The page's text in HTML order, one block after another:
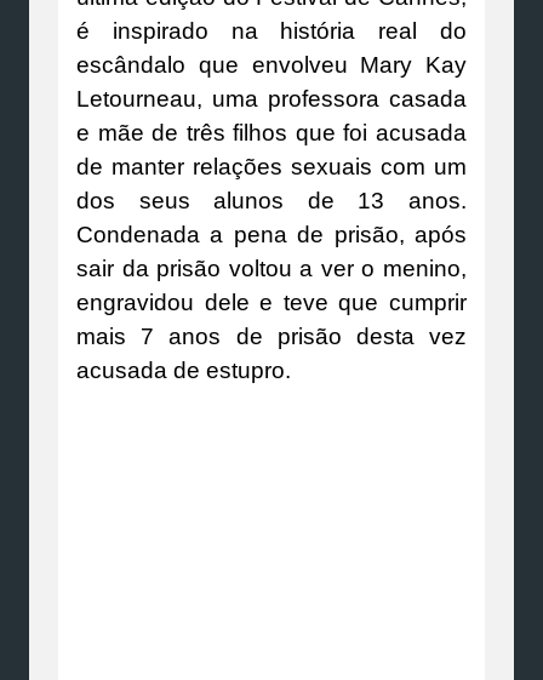
é inspirado na história real do
escândalo que envolveu Mary Kay
Letourneau, uma professora casada
e mãe de três filhos que foi acusada
de manter relações sexuais com um
dos seus alunos de 13 anos.
Condenada a pena de prisão, após
sair da prisão voltou a ver o menino,
engravidou dele e teve que cumprir
mais 7 anos de prisão desta vez
acusada de estupro.